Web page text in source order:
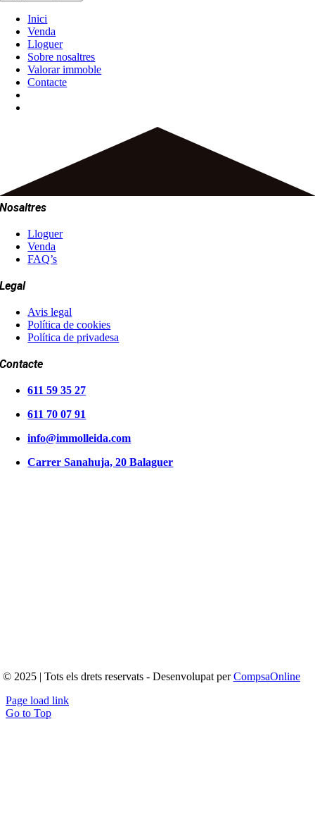
Inici
Venda
Lloguer
Sobre nosaltres
Valorar immoble
Contacte
Nosaltres
Lloguer
Venda
FAQ’s
Legal
Avis legal
Política de cookies
Política de privadesa
Contacte
611 59 35 27
611 70 07 91
info@immolleida.com
Carrer Sanahuja, 20 Balaguer
© 2025 | Tots els drets reservats - Desenvolupat perCompsaOnline
Page load link
Go to Top